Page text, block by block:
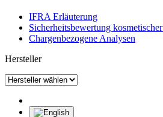
IFRA Erläuterung
Sicherheitsbewertung
Chargenbezogene Analysen
Hersteller